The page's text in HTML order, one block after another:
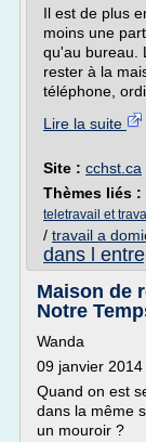
Il est de plus
moins une
qu'au bureau.
rester à la
téléphone,
Lire la suite
Site : cchst.ca
Thèmes liés :
teletravail et
/ travail a
dans l
Maison de
Notre
Wanda
09 janvier
Quand on est
dans la même
un mouroir ?